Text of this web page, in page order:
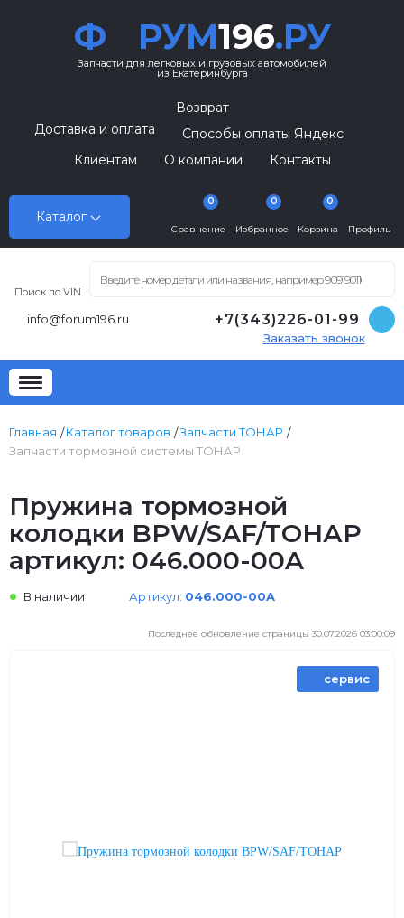
Ф РУМ196.РУ
Запчасти для легковых и грузовых автомобилей
из Екатеринбурга
Каталог
Возврат
Доставка и оплата
Способы оплаты Яндекс
Клиентам
О компании Контакты
Сравнение
0
Избранное
0
Корзина
0
Профиль
Поиск по VIN
info@forum196.ru +7(343)226-01-99
Заказать звонок
Главная Каталог товаров
Запчасти ТОНАР
Запчасти тормозной системы ТОНАР
Пружина тормозной
колодки BPW/SAF/ТОНАР
артикул: 046.000-00A
В наличии Артикул: 046.000-00A
Последнее обновление страницы 30.07.2026 03:00:09
сервис